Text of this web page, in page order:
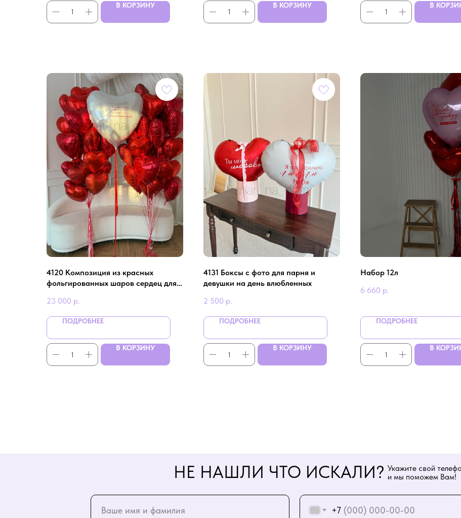
В КОРЗИНУ В КОРЗИНУ В
4120 Композиция из красных
фольгированных шаров сердец для
23 000 р.
ПОДРОБНЕЕ
В КОРЗИНУ
4131 Боксы с фото для парня и
девушки на день влюбленных
2 500 р.
ПОДРОБНЕЕ
В КОРЗИНУ
Набор 12л
6 660 р.
ПОДРОБНЕЕ
В
+7
НЕ НАШЛИ ЧТО ИСКАЛИ? Укажите свой
и мы поможем Вам!